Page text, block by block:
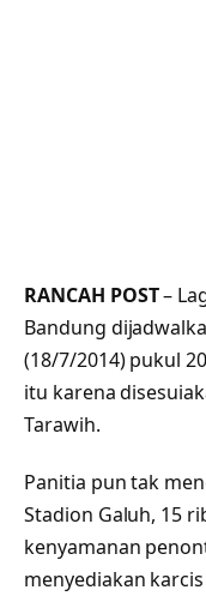
RANCAH POST–
Bandung
(18/7/2014) pukul
itu karena
Tarawih.
Panitia pun tak
Stadion Galuh, 15
kenyamanan
menyediakan